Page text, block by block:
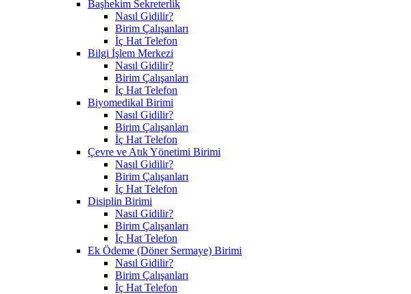
Başhekim Sekreterlik
Nasıl Gidilir?
Birim Çalışanları
İç Hat Telefon
Bilgi İşlem Merkezi
Nasıl Gidilir?
Birim Çalışanları
İç Hat Telefon
Biyomedikal Birimi
Nasıl Gidilir?
Birim Çalışanları
İç Hat Telefon
Çevre ve Atık Yönetimi Birimi
Nasıl Gidilir?
Birim Çalışanları
İç Hat Telefon
Disiplin Birimi
Nasıl Gidilir?
Birim Çalışanları
İç Hat Telefon
Ek Ödeme (Döner Sermaye) Birimi
Nasıl Gidilir?
Birim Çalışanları
İç Hat Telefon